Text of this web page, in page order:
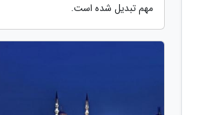
مهم تبدیل شده است.